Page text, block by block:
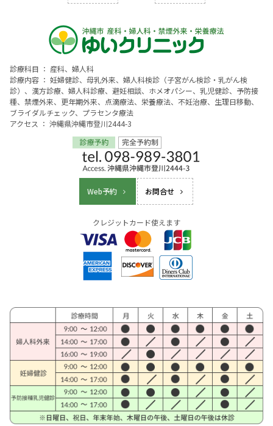
診療科目 ： 産科、婦人科
診療内容 ： 妊婦健診、母乳外来、婦人科検診（子宮がん検診・乳がん検
診）、漢方診療、婦人科診療、避妊相談、ホメオパシー、乳児健診、予防接
種、禁煙外来、更年期外来、点滴療法、栄養療法、不妊治療、生理日移動、
ブライダルチェック、プラセンタ療法
アクセス ： 沖縄県沖縄市登川2444-3
Web予約 お問合せ
クレジットカード使えます